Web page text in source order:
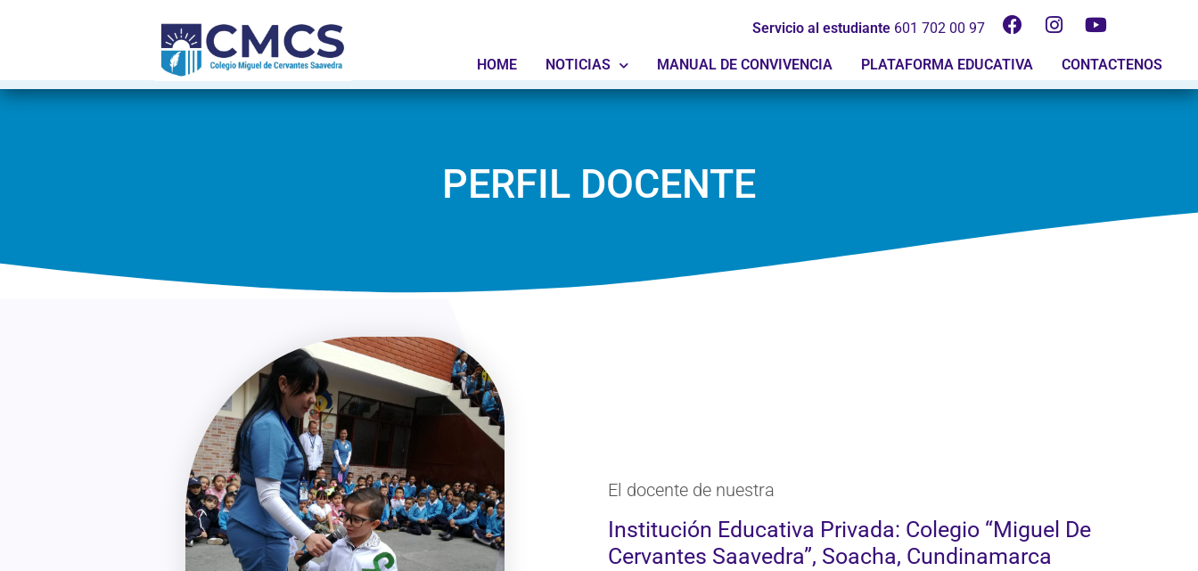
Servicio al estudiante 601 702 00 97
HOME NOTICIAS MANUAL DE CONVIVENCIA PLATAFORMA EDUCATIVA CONTACTENOS
PERFIL DOCENTE
El docente de nuestra
Institución Educativa Privada: Colegio “Miguel De
Cervantes Saavedra”, Soacha, Cundinamarca